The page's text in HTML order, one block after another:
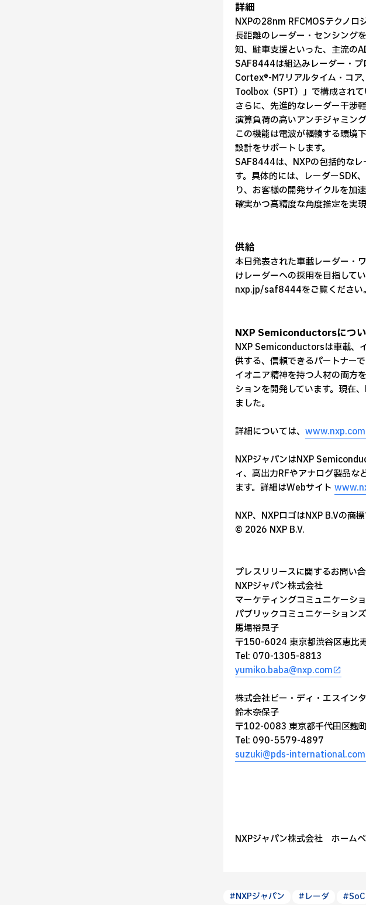
詳細
NXPの28nm RFCMOSテクノロ
長距離のレーダー・センシング
知、駐車支援といった、主流の
SAF8444は組込みレーダー・
Cortex®-M7リアルタイム・コ
Toolbox（SPT）」で構成されて
さらに、先進的なレーダー干渉
演算負荷の高いアンチジャミン
この機能は電波が輻輳する環境
設計をサポートします。
SAF8444は、NXPの包括的なレ
す。具体的には、レーダーSDK
り、お客様の開発サイクルを加
確実かつ高精度な角度推定を実
供給
本日発表された車載レーダー・
けレーダーへの採用を目指して
nxp.jp/saf8444をご覧ください。
NXP Semiconductorsにつ
NXP Semiconductorsは車載、
供する、信頼できるパートナー
イオニア精神を持つ人材の両方
ションを開発しています。現在
ました。
詳細については、 www.nxp.com
NXPジャパンはNXP
ィ、高出力RFやアナログ製品な
ます。詳細はWebサイト
NXP、NXPロゴはNXP B.Vの商
© 2026 NXP B.V.
プレスリリースに関するお問い
NXPジャパン株式会社
マーケティングコミュニケーシ
パブリックコミュニケーション
馬場裕見子
〒150-6024 東京都渋谷区恵比
Tel: 070-1305-8813
yumiko.baba@nxp.com
株式会社ピー・ディ・エスイン
鈴木奈保子
〒102-0083 東京都千代田区麹
Tel: 090-5579-4897
suzuki@pds-international.com
NXPジャパン株式会社 ホーム
#NXPジャパン #レーダ #SoC